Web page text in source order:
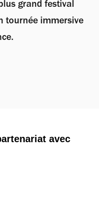
grand festival
tournée immersive
avec